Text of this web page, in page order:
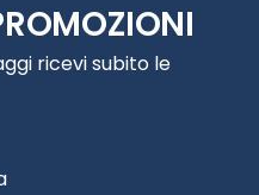
ricevi subito le